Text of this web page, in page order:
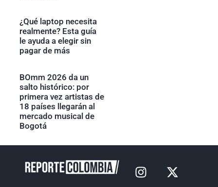
¿Qué laptop necesita
realmente? Esta guía
le ayuda a elegir sin
pagar de más
BOmm 2026 da un
salto histórico: por
primera vez artistas de
18 países llegarán al
mercado musical de
Bogotá